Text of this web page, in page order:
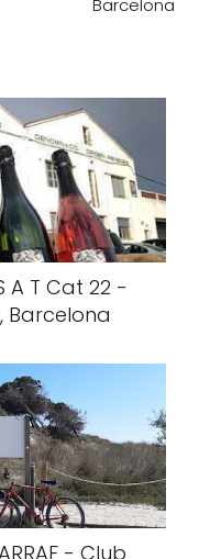
Barcelona
A T Cat 22 -
Barcelona
- Club